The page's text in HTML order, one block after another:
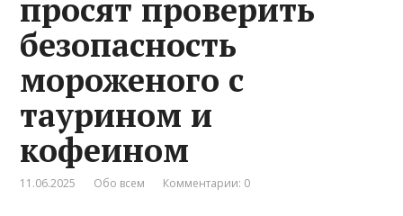
просят проверить
безопасность
мороженого с
таурином и
кофеином
11.06.2025 Обо всем Комментарии: 0